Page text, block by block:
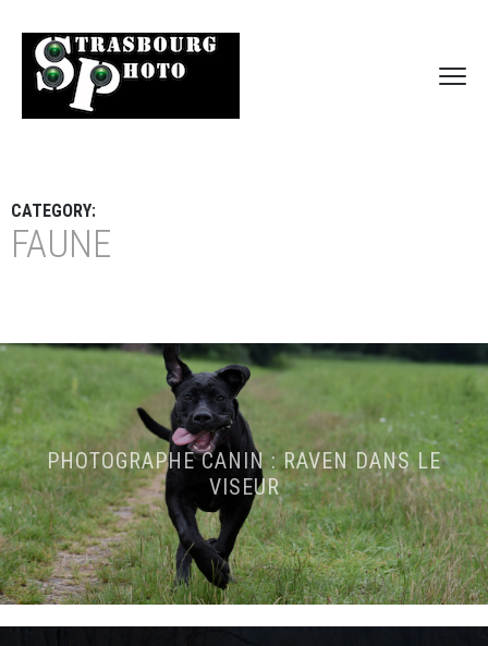
CATEGORY:
FAUNE
PHOTOGRAPHE CANIN : RAVEN DANS LE
VISEUR